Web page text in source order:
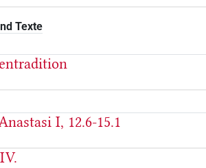
Texte
I, 12.6-15.1